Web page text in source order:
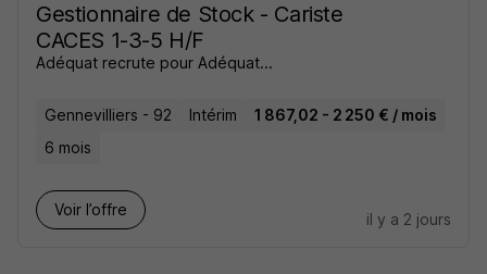
Gestionnaire de Stock - Cariste
CACES 1-3-5 H/F
Adéquat recrute pour Adéquat...
Gennevilliers - 92 Intérim
1 867,02 - 2 250 € / mois
6 mois
Voir l’offre
il y a 2 jours